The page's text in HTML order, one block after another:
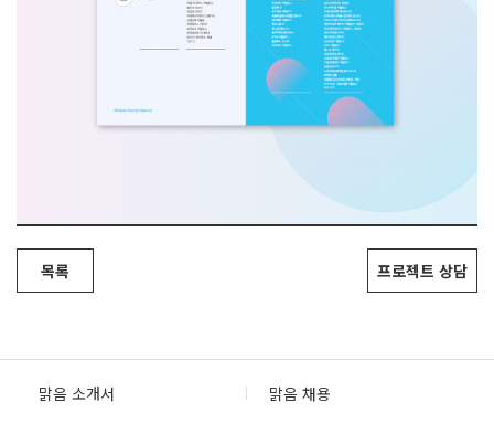
목록 프로젝트 상담
맑음 소개서 맑음 채용